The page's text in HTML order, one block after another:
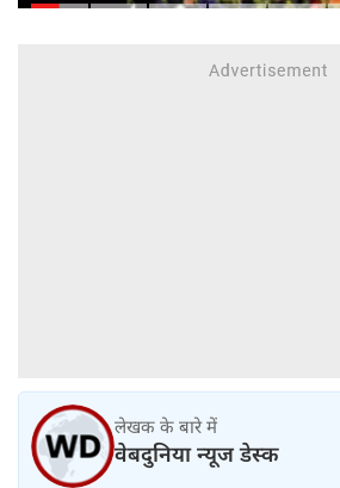
लेखक के बारे में
वेबदुनिया न्यूज डेस्क